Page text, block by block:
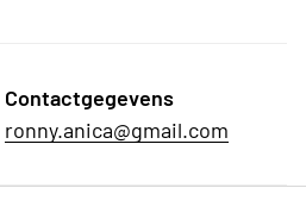
Contactgegevens
ronny.anica@gmail.com